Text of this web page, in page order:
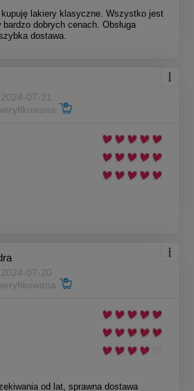
lakiery klasyczne. Wszystko jest
dobrych cenach. Obsługa
dostawa.
07-21
07-20
od lat, sprawna dostawa